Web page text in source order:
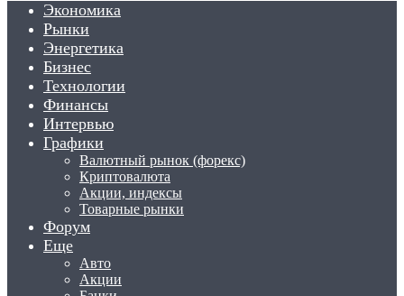
Экономика
Рынки
Энергетика
Бизнес
Технологии
Финансы
Интервью
Графики
Валютный рынок (форекс)
Криптовалюта
Акции, индексы
Товарные рынки
Форум
Еще
Авто
Акции